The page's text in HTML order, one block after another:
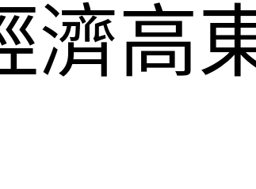
濟高